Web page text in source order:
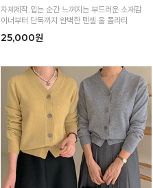
자체제작,입는 순간 느껴지는 부드러운 소재감
이너부터 단독까지 완벽한 텐셀 울 폴라티
25,000원